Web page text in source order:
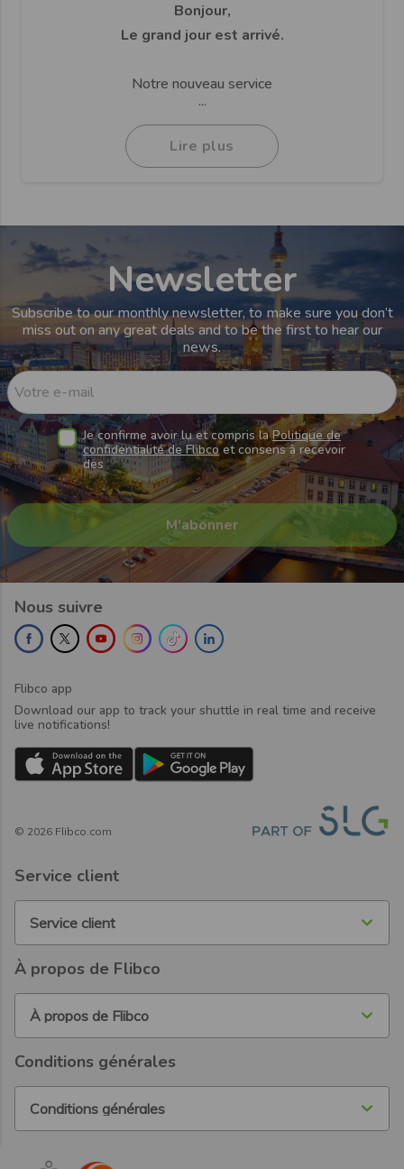
Bonjour,
Le grand jour est arrivé.
Notre nouveau service
...
Lire plus
Newsletter
Subscribe to our monthly newsletter, to make sure you don’t
miss out on any great deals and to be the first to hear our
news.
Votre e-mail
Je confirme avoir lu et compris laPolitique de
confidentialité de Flibcoet consens à recevoir
des
Nous suivre
Flibco app
Download our app to track your shuttle in real time and receive
live notifications!
© 2026 Flibco.com
Service client
Service client
À propos de Flibco
À propos de Flibco
Conditions générales
Conditions générales